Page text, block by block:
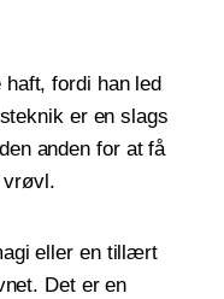
fordi han led
er en slags
anden for at få
vrøvl.
eller en tillært
Det er en